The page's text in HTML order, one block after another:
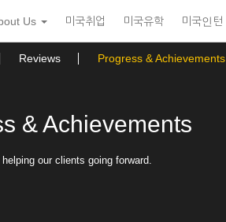
Us 미국취업 미국유학 미국인턴
Reviews Progress & Achievements
& Achievements
our clients going forward.